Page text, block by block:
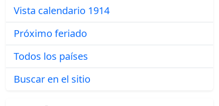
Vista calendario 1914
Próximo feriado
Todos los países
Buscar en el sitio